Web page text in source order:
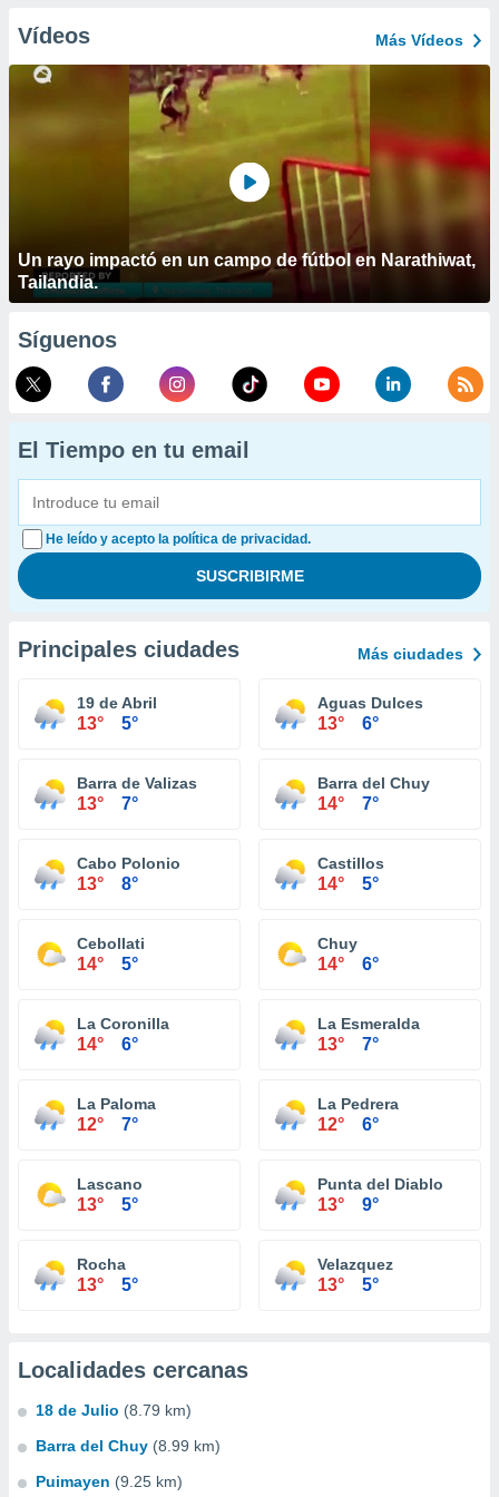
Vídeos Más Vídeos
Un rayo impactó en un campo de fútbol en Narathiwat,
Tailandia.
Síguenos
El Tiempo en tu email
He leído y acepto la política de privacidad.
Principales ciudades Más ciudades
19 de Abril
13° 5°
Aguas Dulces
13° 6°
Barra de Valizas
13° 7°
Barra del Chuy
14° 7°
Cabo Polonio
13° 8°
Castillos
14° 5°
Cebollati
14° 5°
Chuy
14° 6°
La Coronilla
14° 6°
La Esmeralda
13° 7°
La Paloma
12° 7°
La Pedrera
12° 6°
Lascano
13° 5°
Punta del Diablo
13° 9°
Rocha
13° 5°
Velazquez
13° 5°
Localidades cercanas
18 de Julio (8.79 km)
Barra del Chuy (8.99 km)
Puimayen (9.25 km)